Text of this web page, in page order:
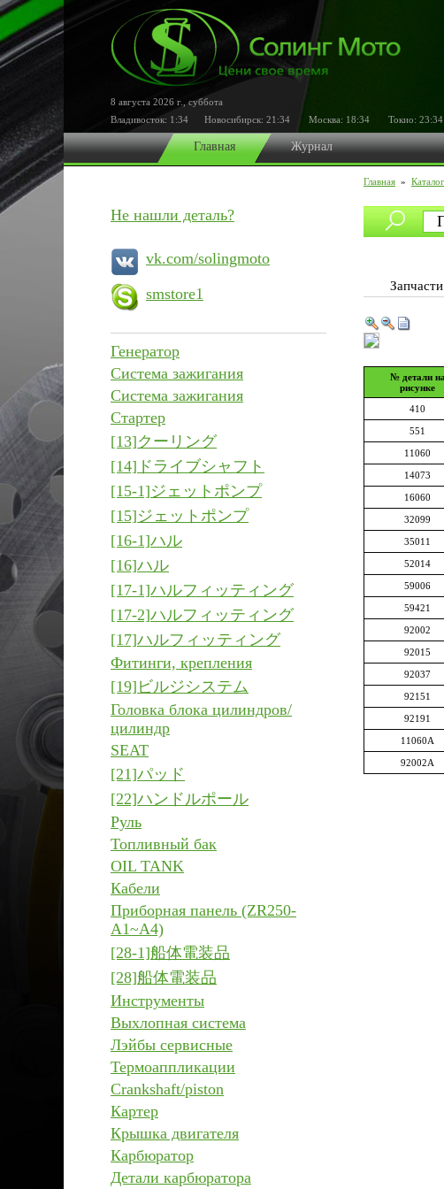
8 августа 2026 г.
суббота
Владивосток: 1:34 Новосибирск: 21:34 Москва: 18:34 Токио: 23:34
Главная Журнал
Главная »
Не нашли деталь?
vk.com/solingmoto
smstore1
Генератор
Система зажигания
Система зажигания
Стартер
[13]クーリング
[14]ドライブシャフト
[15-1]ジェットポンプ
[15]ジェットポンプ
[16-1]ハル
[16]ハル
[17-1]ハルフィッティング
[17-2]ハルフィッティング
[17]ハルフィッティング
Фитинги, крепления
[19]ビルジシステム
Головка блока цилиндров/
цилиндр
SEAT
[21]パッド
[22]ハンドルポール
Руль
Топливный бак
OIL TANK
Кабели
Приборная панель (ZR250-
A1~A4)
[28-1]船体電装品
[28]船体電装品
Инструменты
Выхлопная система
Лэйбы сервисные
Термоаппликации
Crankshaft/piston
Картер
Крышка двигателя
Карбюратор
Детали карбюратора
№ детали на
рисунке
410
551
11060
14073
16060
32099
35011
52014
59006
59421
92002
92015
92037
92151
92191
11060A
92002A